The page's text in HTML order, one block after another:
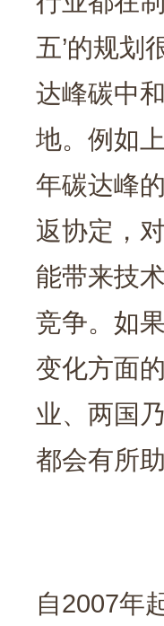
五’的规划
达峰碳中
地。例如
年碳达峰
返协定，
能带来技
竞争。如
变化方面
业、两国
都会有所
自2007年